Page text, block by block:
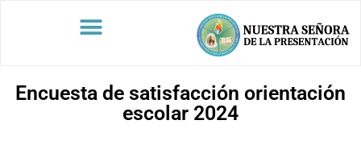
Encuesta de satisfacción orientación
escolar 2024